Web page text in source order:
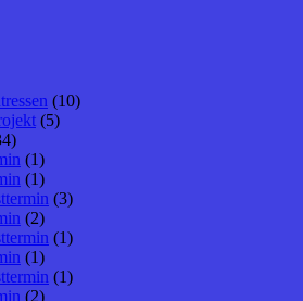
(10)
(5)
(1)
(1)
(3)
(2)
(1)
(1)
(1)
(2)